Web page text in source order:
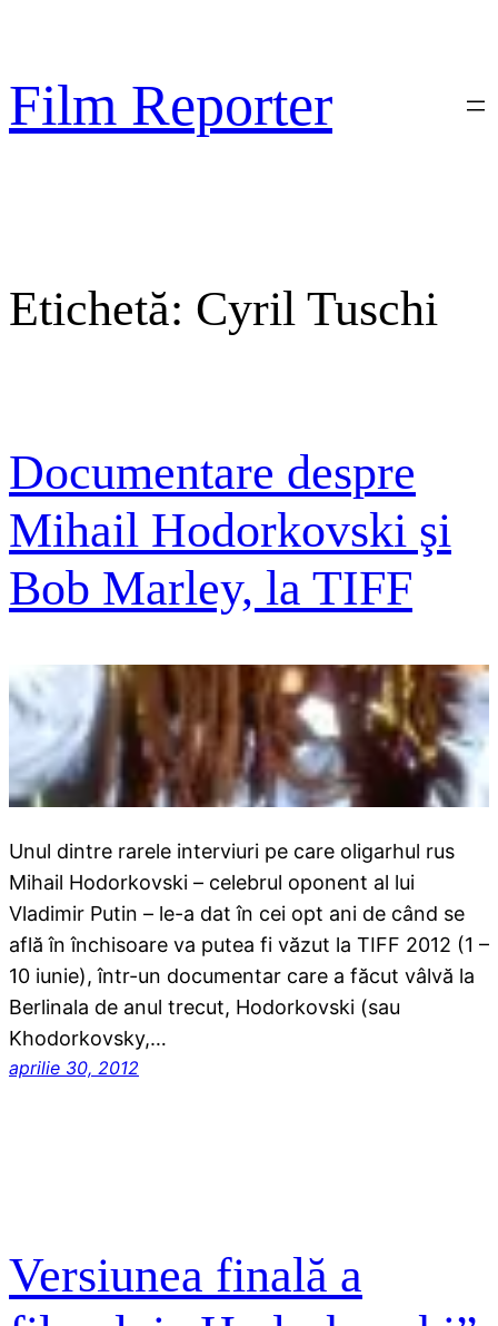
conținut
Film Reporter
Etichetă: Cyril Tuschi
Documentare despre
Mihail Hodorkovski şi
Bob Marley, la TIFF
Unul dintre rarele interviuri pe care oligarhul rus
Mihail Hodorkovski – celebrul oponent al lui
Vladimir Putin – le-a dat în cei opt ani de când se
află în închisoare va putea fi văzut la TIFF 2012 (1 –
10 iunie), într-un documentar care a făcut vâlvă la
Berlinala de anul trecut, Hodorkovski (sau
Khodorkovsky,…
aprilie 30, 2012
Versiunea finală a